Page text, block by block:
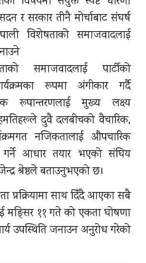
र सरकार तीनै मोर्चाबाट संघर्ष
विशेषताको समाजवादलाई
समाजवादलाई पार्टीको
रूपमा अंगीकार गर्दै
रूपान्तरणलाई मुख्य लक्ष्य
दुवै दलबीचको वैचारिक,
नजिकतालाई औपचारिक
आधार तयार भएको संघिय
श्रेष्ठले बताउनुभएको छ।
प्रक्रियामा साथ दिँदै आएका सबै
मङ्सिर ११ गते को एकता घोषणा
उपस्थिति जनाउन अनुरोध गरेको